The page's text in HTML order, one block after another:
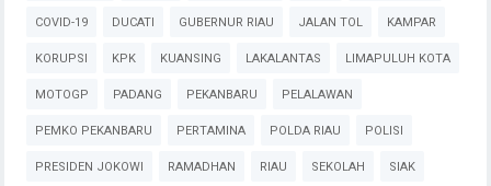
COVID-19 DUCATI GUBERNUR RIAU JALAN TOL KAMPAR
KORUPSI KPK KUANSING LAKALANTAS LIMAPULUH KOTA
MOTOGP PADANG PEKANBARU PELALAWAN
PEMKO PEKANBARU PERTAMINA POLDA RIAU POLISI
PRESIDEN JOKOWI RAMADHAN RIAU SEKOLAH SIAK